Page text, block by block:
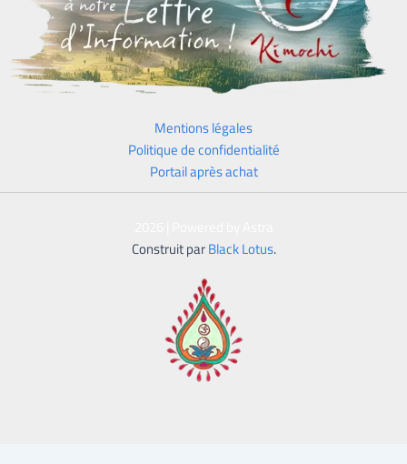
Mentions légales
Politique de confidentialité
Portail après achat
Construit parBlack Lotus.